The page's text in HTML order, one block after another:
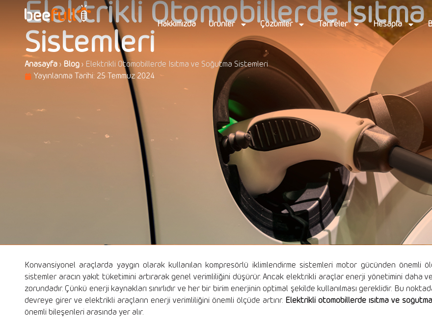
Hakkımızda Ürünler Çözümler Tarifeler Hesapla
Elektrikli Otomobillerde
Sistemleri
Anasayfa › Blog › Elektrikli Otomobillerde Isıtma ve Soğutma Sistemleri
Yayınlanma Tarihi: 25 Temmuz 2024
Konvansiyonel araçlarda yaygın olarak kullanılan kompresörlü iklimlendirme sistemleri motor gücünden önemli
sistemler aracın yakıt tüketimini artırarak genel verimliliğini düşürür. Ancak elektrikli araçlar enerji yönetimini daha
zorundadır. Çünkü enerji kaynakları sınırlıdır ve her bir birim enerjinin optimal şekilde kullanılması gereklidir. Bu
devreye girer ve elektrikli araçların enerji verimliliğini önemli ölçüde artırır. Elektrikli otomobillerde ısıtma ve
önemli bileşenleri arasında yer alır.